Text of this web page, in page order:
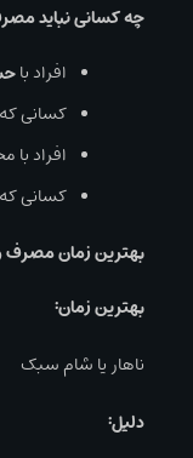
چه کسانی نباید
افراد با
کسانی
افراد
کسانی
بهترین زمان مصرف
بهترین زمان:
ناهار یا شام سبک
دلیل: